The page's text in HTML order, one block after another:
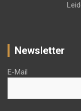
Newsletter
E-Mail